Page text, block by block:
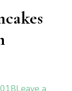
Leave a